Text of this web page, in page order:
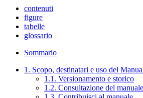
contenuti
figure
tabelle
glossario
Sommario
1. Scopo, destinatari e uso del
1.1. Versionamento e storico
1.2. Consultazione del manuale